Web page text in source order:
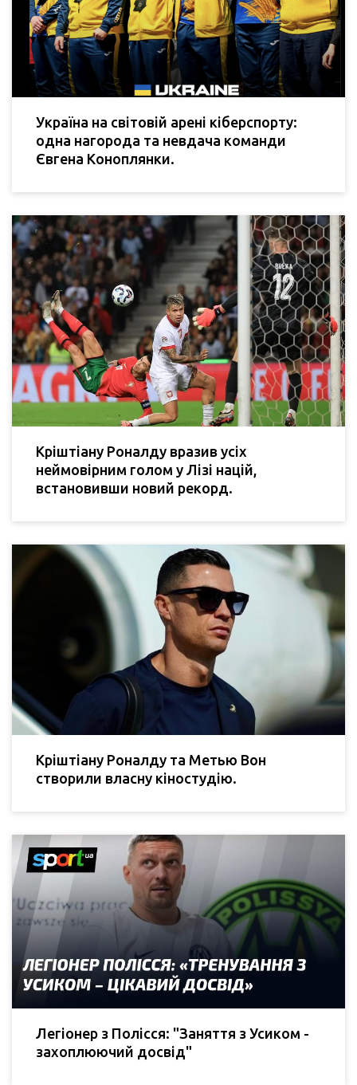
Україна на світовій арені кіберспорту:
одна нагорода та невдача команди
Євгена Коноплянки.
Кріштіану Роналду вразив усіх
неймовірним голом у Лізі націй,
встановивши новий рекорд.
Кріштіану Роналду та Метью Вон
створили власну кіностудію.
Легіонер з Полісся: "Заняття з Усиком -
захоплюючий досвід"